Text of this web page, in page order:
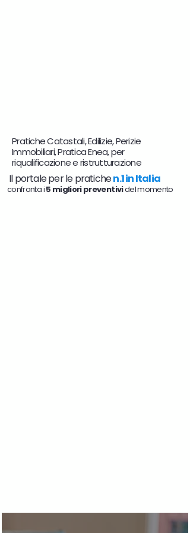
Pratiche Catastali, Edilizie, Perizie
Immobiliari, Pratica Enea, per
riqualificazione e ristrutturazione
Il portale per le pratichen.1 in Italia
confronta i5 migliori preventividel momento